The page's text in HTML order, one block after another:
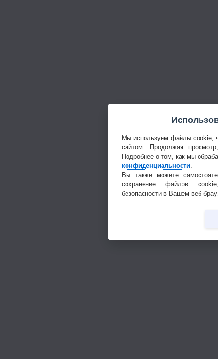
Мы используем файлы cookie,
сайтом. Продолжая
Подробнее о том, как мы
конфиденциальности
Вы также можете
сохранение файлов
безопасности в Вашем веб-